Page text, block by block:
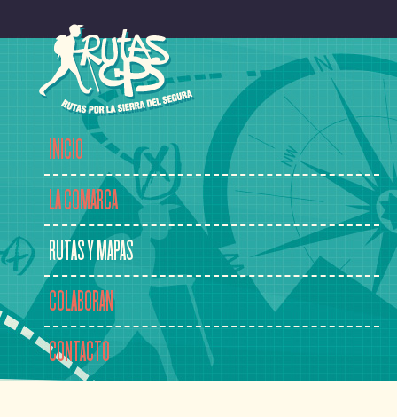
INICIO
LA COMARCA
RUTAS Y MAPAS
COLABORAN
CONTACTO